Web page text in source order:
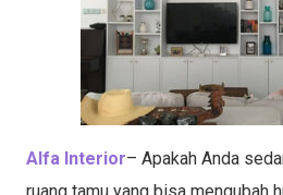
Alfa Interior– Apakah Anda